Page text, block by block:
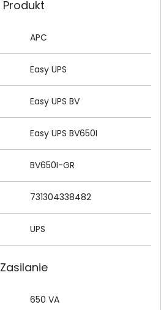
Produkt
APC
Easy UPS
Easy UPS BV
Easy UPS BV650I
BV650I-GR
731304338482
UPS
Zasilanie
650 VA